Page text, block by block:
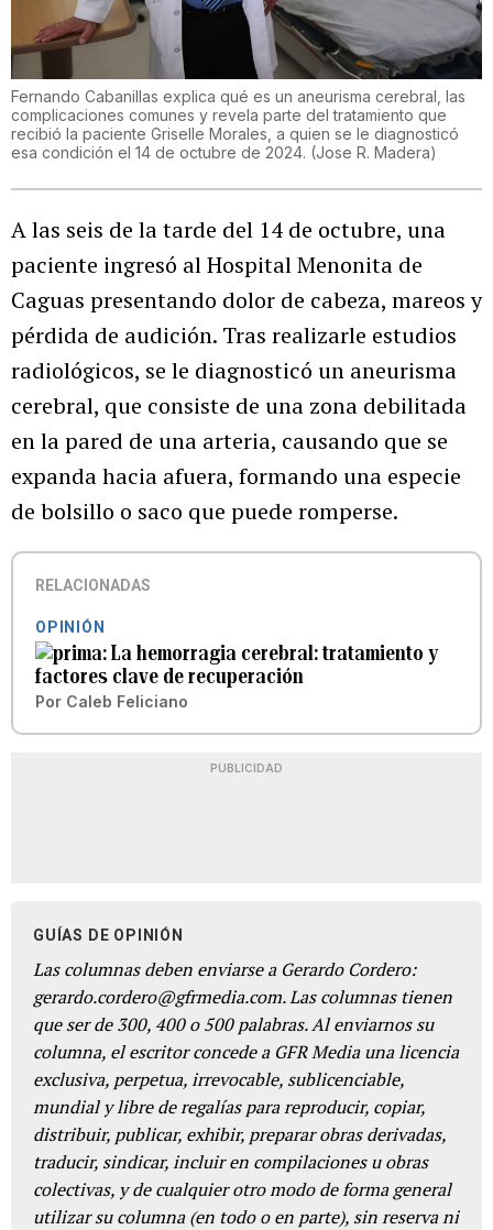
Fernando Cabanillas explica qué es un aneurisma cerebral, las
complicaciones comunes y revela parte del tratamiento que
recibió la paciente Griselle Morales, a quien se le diagnosticó
esa condición el 14 de octubre de 2024. (Jose R. Madera)
A las seis de la tarde del 14 de octubre, una
paciente ingresó al Hospital Menonita de
Caguas presentando dolor de cabeza, mareos y
pérdida de audición. Tras realizarle estudios
radiológicos, se le diagnosticó un aneurisma
cerebral, que consiste de una zona debilitada
en la pared de una arteria, causando que se
expanda hacia afuera, formando una especie
de bolsillo o saco que puede romperse.
RELACIONADAS
OPINIÓN
La hemorragia cerebral: tratamiento y
factores clave de recuperación
Por Caleb Feliciano
PUBLICIDAD
GUÍAS DE OPINIÓN
Las columnas deben enviarse a Gerardo Cordero:
gerardo.cordero@gfrmedia.com. Las columnas tienen
que ser de 300, 400 o 500 palabras. Al enviarnos su
columna, el escritor concede a GFR Media una licencia
exclusiva, perpetua, irrevocable, sublicenciable,
mundial y libre de regalías para reproducir, copiar,
distribuir, publicar, exhibir, preparar obras derivadas,
traducir, sindicar, incluir en compilaciones u obras
colectivas, y de cualquier otro modo de forma general
utilizar su columna (en todo o en parte), sin reserva ni